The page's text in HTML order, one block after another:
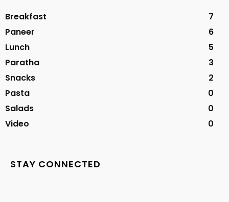
Breakfast
7
Paneer
6
Lunch
5
Paratha
3
Snacks
2
Pasta
0
Salads
0
Video
0
STAY CONNECTED